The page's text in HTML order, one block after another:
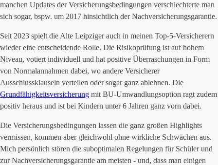
manchen Updates der Versicherungsbedingungen verschlechterte man
sich sogar, bspw. um 2017 hinsichtlich der Nachversicherungsgarantie.
Seit 2023 spielt die Alte Leipziger auch in meinen Top-5-Versicherern
wieder eine entscheidende Rolle. Die Risikoprüfung ist auf hohem
Niveau, votiert individuell und hat positive Überraschungen in Form
von Normalannahmen dabei, wo andere Versicherer
Ausschlussklauseln verteilen oder sogar ganz ablehnen. Die
Grundfähigkeitsversicherung mit BU-Umwandlungsoption ragt zudem
positiv heraus und ist bei Kindern unter 6 Jahren ganz vorn dabei.
Die Versicherungsbedingungen lassen die ganz großen Highlights
vermissen, kommen aber gleichwohl ohne wirkliche Schwächen aus.
Mich persönlich stören die suboptimalen Regelungen für Schüler und
zur Nachversicherungsgarantie am meisten - und, dass man einigen